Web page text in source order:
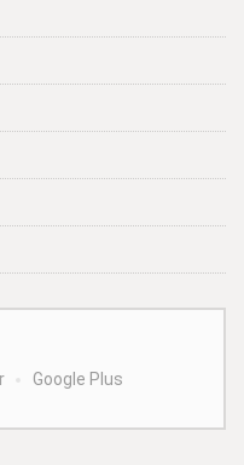
Google Plus